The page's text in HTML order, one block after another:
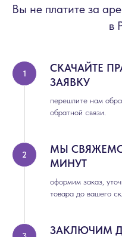
Вы не платите за
в
СКАЧАЙТЕ
ЗАЯВКУ
перешлите нам
обратной связи.
МЫ
МИНУТ
оформим заказ,
товара до вашего
ЗАКЛЮЧИМ